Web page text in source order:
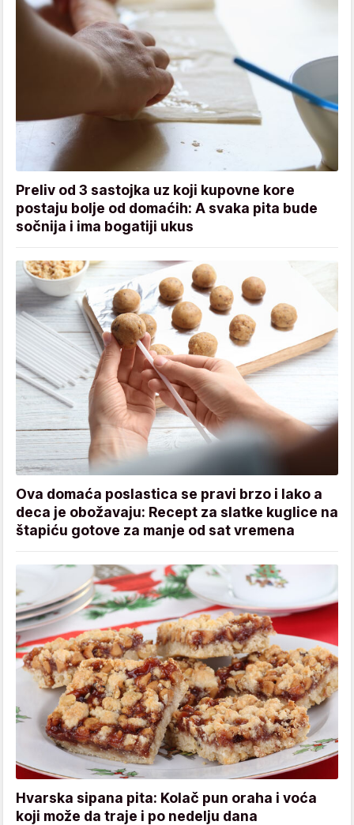
Preliv od 3 sastojka uz koji kupovne kore
postaju bolje od domaćih: A svaka pita bude
sočnija i ima bogatiji ukus
Ova domaća poslastica se pravi brzo i lako a
deca je obožavaju: Recept za slatke kuglice na
štapiću gotove za manje od sat vremena
Hvarska sipana pita: Kolač pun oraha i voća
koji može da traje i po nedelju dana